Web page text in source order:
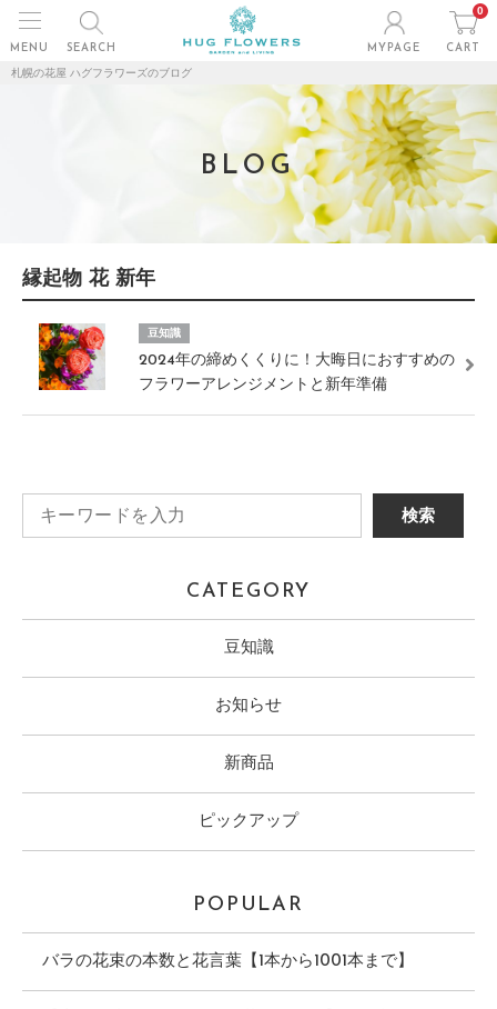
MENU SEARCH MYPAGE
0
CART
札幌の花屋 ハグフラワーズのブログ
BLOG
縁起物 花 新年
豆知識
2024年の締めくくりに！大晦日におすすめの
フラワーアレンジメントと新年準備
CATEGORY
豆知識
お知らせ
新商品
ピックアップ
POPULAR
バラの花束の本数と花言葉【1本から1001本まで】